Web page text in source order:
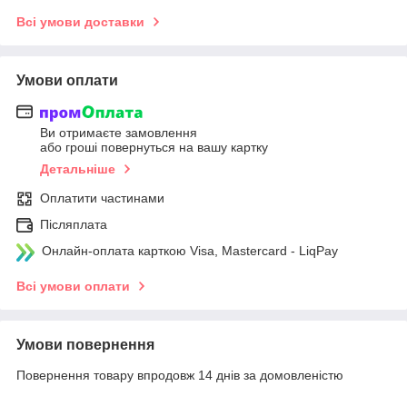
Всі умови доставки
Умови оплати
Ви отримаєте замовлення
або гроші повернуться на вашу картку
Детальніше
Оплатити частинами
Післяплата
Онлайн-оплата карткою Visa, Mastercard - LiqPay
Всі умови оплати
Умови повернення
Повернення товару впродовж 14 днів за домовленістю